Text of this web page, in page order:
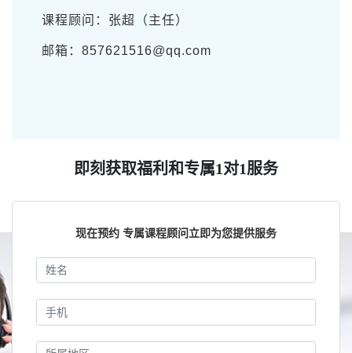
课程顾问：张超（主任）
邮箱：857621516@qq.com
即刻获取福利和专属1对1服务
现在预约 专属课程顾问立即为您提供服务